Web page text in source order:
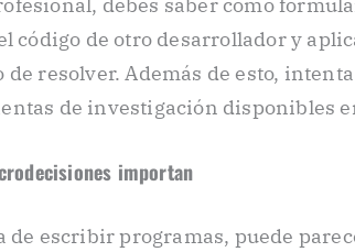
código de otro desarrollador y
de resolver. Además de esto,
de investigación disponibles
importan
de escribir programas, puede